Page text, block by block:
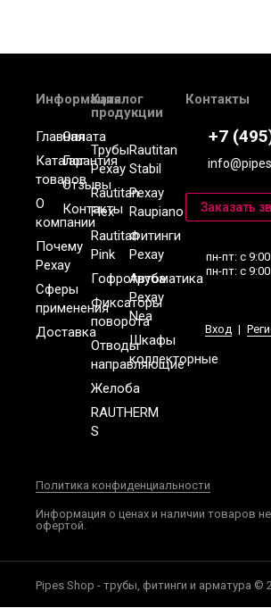
Контакты
+7
пн-пт: с
пн-пт: с
Вход |
Информация
Главная
Каталог
товаров
О
компании
Почему
Рехау
Сферы
применения
Доставка
Оплата
Гарантия
Отзывы
Контакты
Каталог
продукции
Трубы
Рехау
Rautitan
Flex
Rautitan
Pink
Гофротруба
Фиксаторы
поворота
Отводы
направляющие
Желоба
RAUTHERM
S
Rautitan
Stabil
Рехау
Raupiano
Фитинги
Рехау
Автоматика
Рехау
Nea
Шкафы
коллекторные
Политика конфиденциальности
Информация о ценах и наличии товаров
офертой.
Pipes Shop - трубы, фитинги и арматура ©